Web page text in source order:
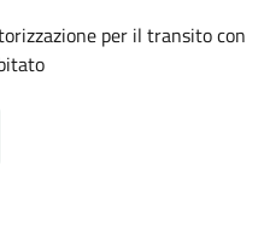
per il transito con